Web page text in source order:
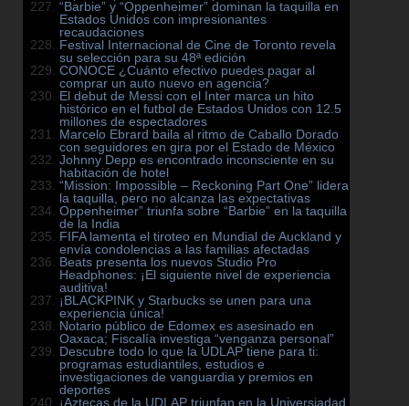
“Barbie” y “Oppenheimer” dominan la taquilla en
Estados Unidos con impresionantes
recaudaciones
Festival Internacional de Cine de Toronto revela
su selección para su 48ª edición
CONOCE ¿Cuánto efectivo puedes pagar al
comprar un auto nuevo en agencia?
El debut de Messi con el Inter marca un hito
histórico en el futbol de Estados Unidos con 12.5
millones de espectadores
Marcelo Ebrard baila al ritmo de Caballo Dorado
con seguidores en gira por el Estado de México
Johnny Depp es encontrado inconsciente en su
habitación de hotel
“Mission: Impossible – Reckoning Part One” lidera
la taquilla, pero no alcanza las expectativas
Oppenheimer” triunfa sobre “Barbie” en la taquilla
de la India
FIFA lamenta el tiroteo en Mundial de Auckland y
envía condolencias a las familias afectadas
Beats presenta los nuevos Studio Pro
Headphones: ¡El siguiente nivel de experiencia
auditiva!
¡BLACKPINK y Starbucks se unen para una
experiencia única!
Notario público de Edomex es asesinado en
Oaxaca; Fiscalía investiga “venganza personal”
Descubre todo lo que la UDLAP tiene para ti:
programas estudiantiles, estudios e
investigaciones de vanguardia y premios en
deportes
¡Aztecas de la UDLAP triunfan en la Universiadad